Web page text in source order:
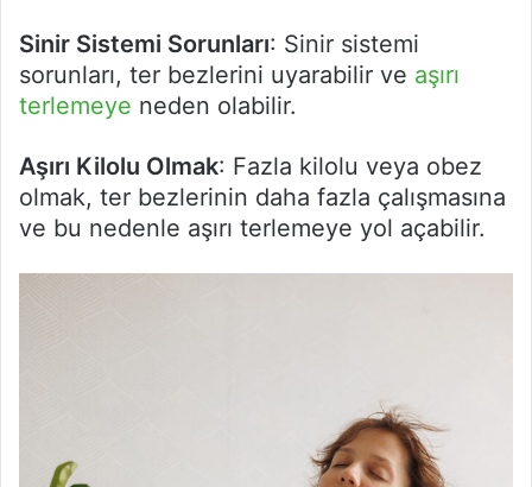
Sinir Sistemi Sorunları: Sinir sistemi
sorunları, ter bezlerini uyarabilir ve aşırı
terlemeye neden olabilir.
Aşırı Kilolu Olmak: Fazla kilolu veya obez
olmak, ter bezlerinin daha fazla çalışmasına
ve bu nedenle aşırı terlemeye yol açabilir.